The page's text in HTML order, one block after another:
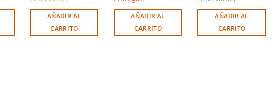
AÑADIR AL
CARRITO
AÑADIR AL
CARRITO
AÑADIR AL
CARRITO